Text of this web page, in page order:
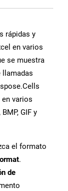
rápidas y
en varios
se muestra
llamadas
varios
GIF y
el formato
.
de